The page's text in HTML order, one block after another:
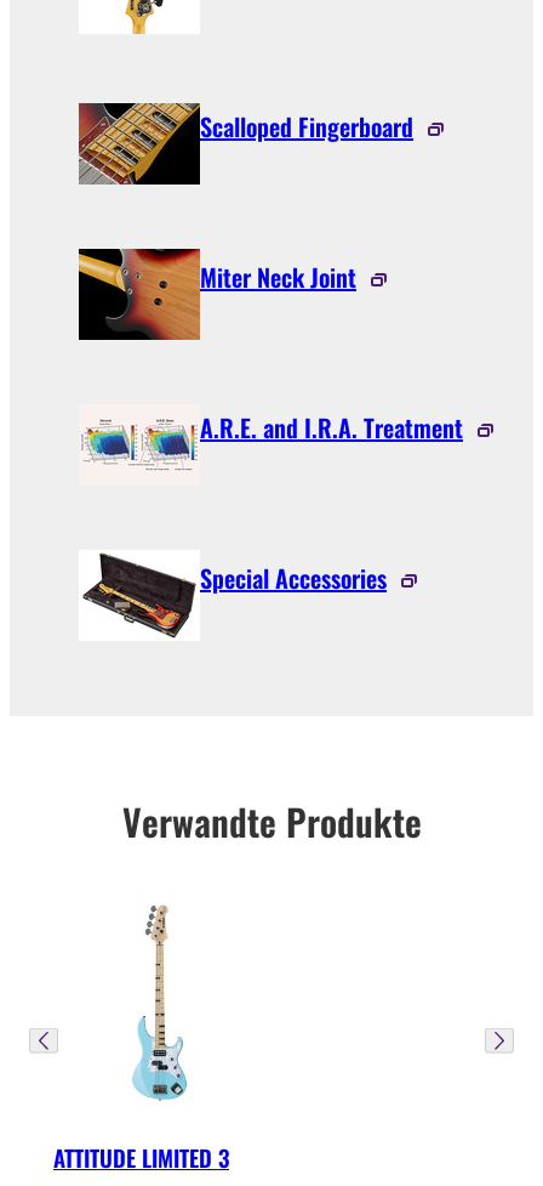
Scalloped Fingerboard
Miter Neck Joint
A.R.E. and I.R.A. Treatment
Special Accessories
Verwandte Produkte
ATTITUDE LIMITED 3